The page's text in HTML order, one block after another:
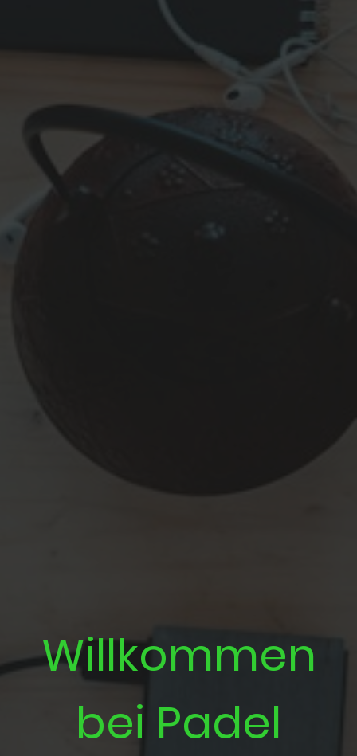
Willkommen
bei Padel